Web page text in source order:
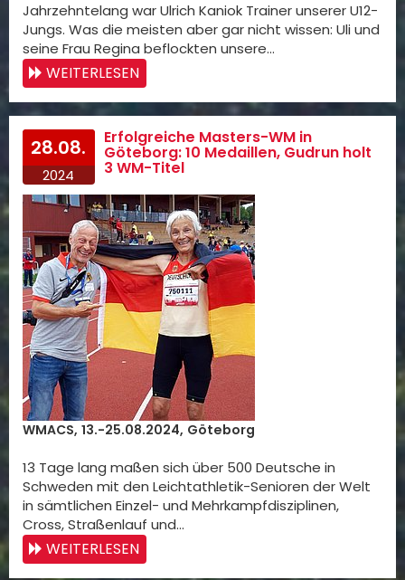
Jahrzehntelang war Ulrich Kaniok Trainer unserer U12-
Jungs. Was die meisten aber gar nicht wissen: Uli und
seine Frau Regina beflockten unsere…
WEITERLESEN
28.08.
2024
Erfolgreiche Masters-WM in
Göteborg: 10 Medaillen, Gudrun holt
3 WM-Titel
WMACS, 13.-25.08.2024, Göteborg
13 Tage lang maßen sich über 500 Deutsche in
Schweden mit den Leichtathletik-Senioren der Welt
in sämtlichen Einzel- und Mehrkampfdisziplinen,
Cross, Straßenlauf und…
WEITERLESEN